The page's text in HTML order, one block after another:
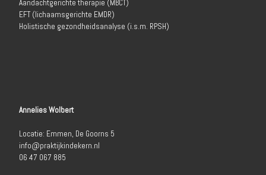
Aandachtgerichte therapie (MBCT)
EFT (lichaamsgerichte EMDR)
Holistische gezondheidsanalyse (i.s.m. RPSH)
Annelies Wolbert
Locatie: Emmen, De Goorns 5
info@praktijkindekern.nl
06 47 067 885